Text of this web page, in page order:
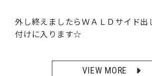
外し終えましたらＷＡＬＤサイド出
付けに入ります☆
VIEW MORE